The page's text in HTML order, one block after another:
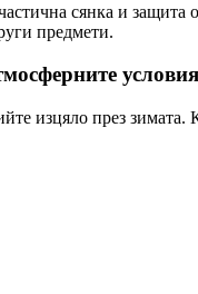
сянка и
предмети.
изцяло през